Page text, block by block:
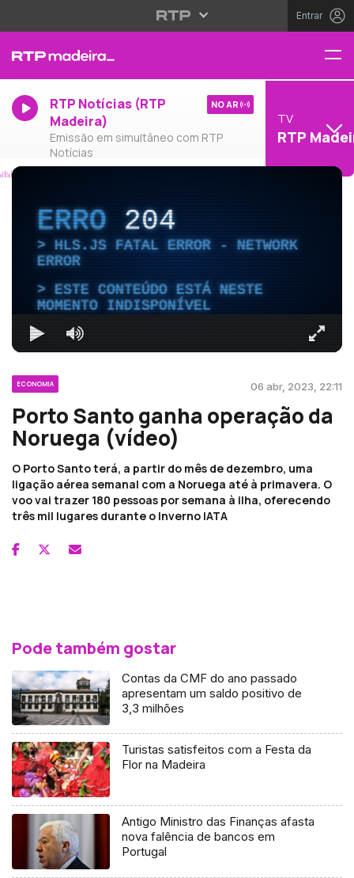
Entrar
RTP Notícias (RTP
Madeira)
Emissão em simultâneo com RTP
Notícias
NO AR
TV
RTP
ERRO204
HLS.JS FATAL ERROR - NETWORK
ERROR
ESTE CONTEÚDO ESTÁ NESTE
MOMENTO INDISPONÍVEL
ECONOMIA 06 abr, 2023, 22:11
Porto Santo ganha operação da
Noruega (vídeo)
O Porto Santo terá, a partir do mês de dezembro, uma
ligação aérea semanal com a Noruega até à primavera. O
voo vai trazer 180 pessoas por semana à ilha, oferecendo
três mil lugares durante o Inverno IATA
Pode também gostar
Contas da CMF do ano passado
apresentam um saldo positivo de
3,3 milhões
Turistas satisfeitos com a Festa da
Flor na Madeira
Antigo Ministro das Finanças afasta
nova falência de bancos em
Portugal